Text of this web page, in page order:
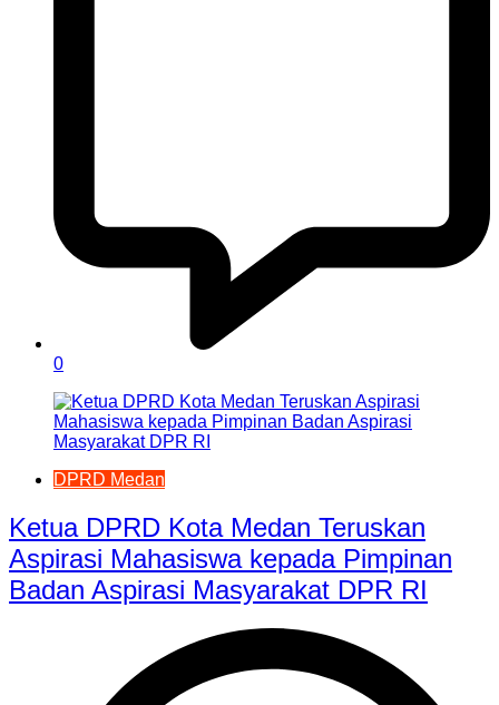
0
DPRD Medan
Ketua DPRD Kota Medan Teruskan
Aspirasi Mahasiswa kepada Pimpinan
Badan Aspirasi Masyarakat DPR RI